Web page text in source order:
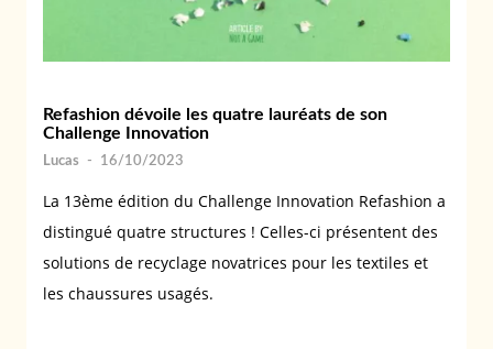
Refashion dévoile les quatre lauréats de son
Challenge Innovation
Lucas - 16/10/2023
La 13ème édition du Challenge Innovation Refashion a
distingué quatre structures ! Celles-ci présentent des
solutions de recyclage novatrices pour les textiles et
les chaussures usagés.